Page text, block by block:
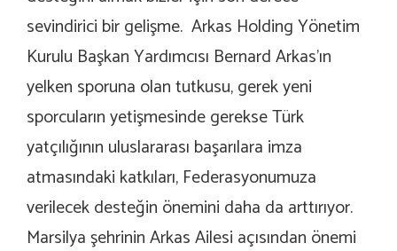
sevindirici bir gelişme. Arkas Holding Yönetim
Kurulu Başkan Yardımcısı Bernard Arkas’ın
yelken sporuna olan tutkusu, gerek yeni
sporcuların yetişmesinde gerekse Türk
yatçılığının uluslararası başarılara imza
atmasındaki katkıları, Federasyonumuza
verilecek desteğin önemini daha da arttırıyor.
Marsilya şehrinin Arkas Ailesi açısından önemi